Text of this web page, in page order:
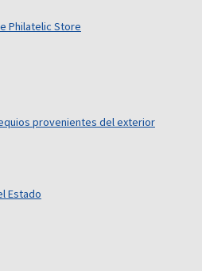
Philatelic Store
provenientes del exterior
Estado